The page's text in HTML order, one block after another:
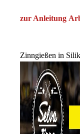
zur Anleitung
Zinngießen in